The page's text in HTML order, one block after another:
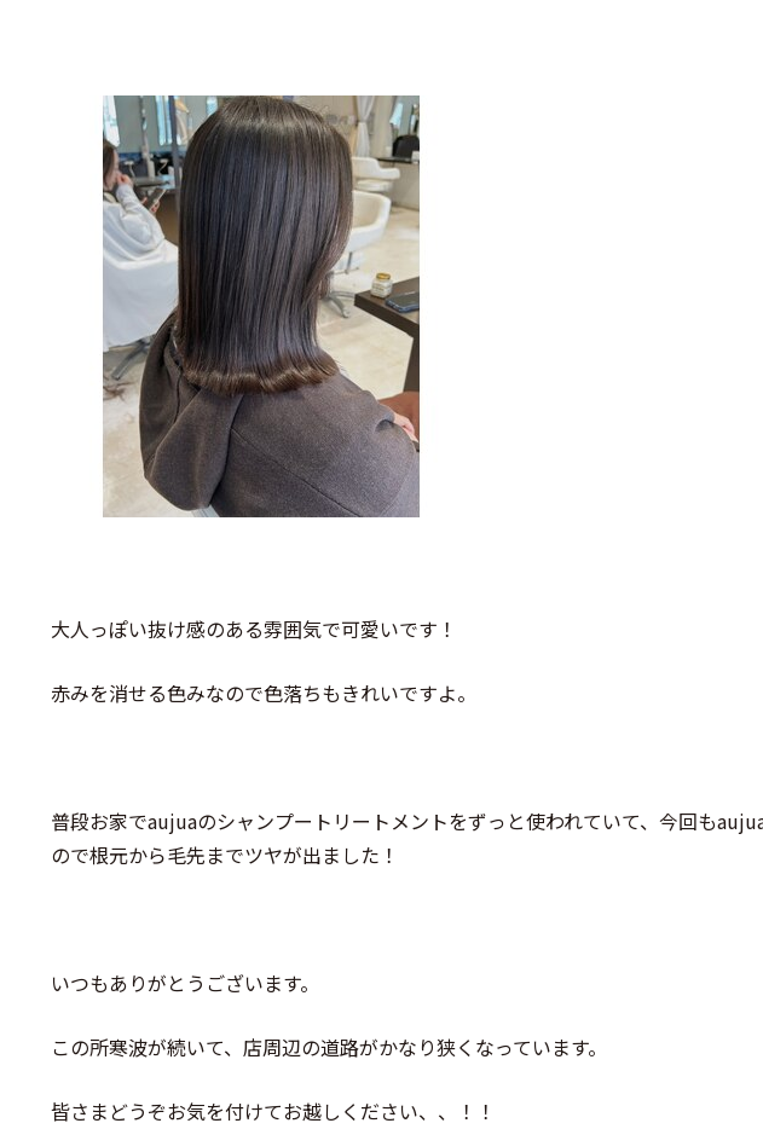
大人っぽい抜け感のある雰囲気で可愛いです！
赤みを消せる色みなので色落ちもきれいですよ。
普段お家でaujuaのシャンプートリートメントをずっと使われていて、今回も
ので根元から毛先までツヤが出ました！
いつもありがとうございます。
この所寒波が続いて、店周辺の道路がかなり狭くなっています。
皆さまどうぞお気を付けてお越しください、、！！